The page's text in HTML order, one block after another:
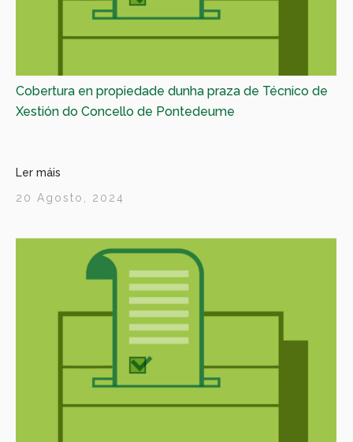
Cobertura en propiedade dunha praza de Técnico de
Xestión do Concello de Pontedeume
Ler máis
20 Agosto, 2024